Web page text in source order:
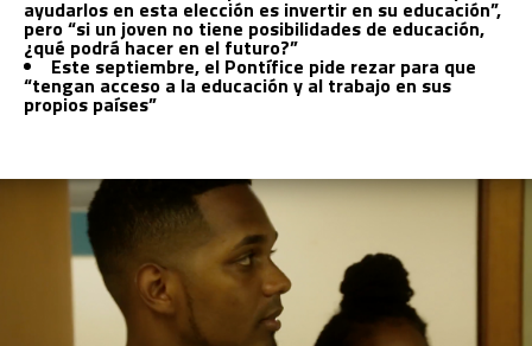
ayudarlos en esta elección es invertir en su educación”,
pero “si un joven no tiene posibilidades de educación,
¿qué podrá hacer en el futuro?”
Este septiembre, el Pontífice pide rezar para que
“tengan acceso a la educación y al trabajo en sus
propios países”